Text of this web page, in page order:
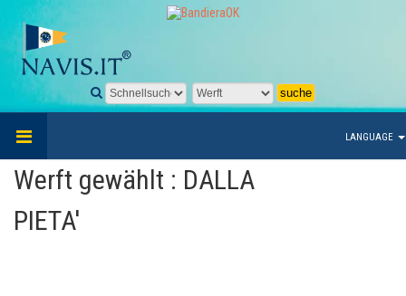
LANGUAGE
Werft gewählt : DALLA
PIETA'